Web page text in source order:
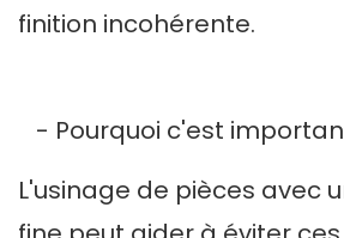
finition incohérente.
- Pourquoi c'est
L'usinage de pièces avec